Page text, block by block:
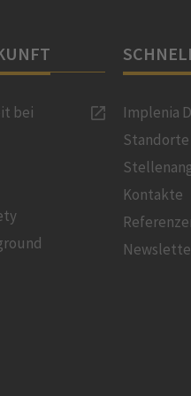
bei
Implenia
Standorte
Kontakte